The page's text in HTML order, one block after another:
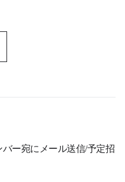
バー宛にメール送信/予定招